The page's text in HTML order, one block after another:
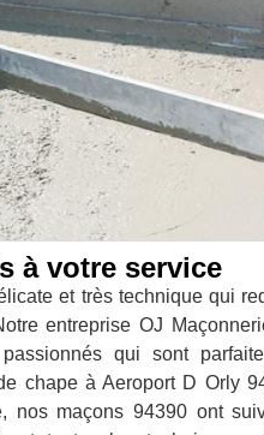
à votre service
et très technique qui
entreprise OJ
qui sont
chape à Aeroport D Orly
nos maçons 94390 ont